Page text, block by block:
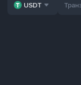
USDT